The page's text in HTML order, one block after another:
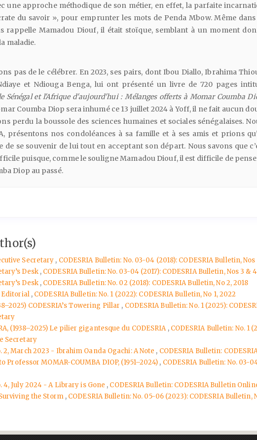
une approche méthodique de son métier, en effet, la parfaite
du savoir », pour emprunter les mots de Penda Mbow. Même dans
rappelle Mamadou Diouf, il était stoïque, semblant à un moment
maladie.
pas de le célébrer. En 2023, ses pairs, dont Ibou Diallo, Ibrahima
et Ndiouga Benga, lui ont présenté un livre de 720 pages
Sénégal et l'Afrique d'aujourd'hui : Mélanges offerts à Momar Coumba
Coumba Diop sera inhumé ce 13 juillet 2024 à Yoff, il ne fait aucun
perdu la boussole des sciences humaines et sociales sénégalaises.
présentons nos condoléances à sa famille et à ses amis et prions
de se souvenir de lui tout en acceptant son départ. Nous savons que
puisque, comme le souligne Mamadou Diouf, il est difficile de
Diop au passé.
Secretary , CODESRIA Bulletin: No. 03-04 (2018): CODESRIA Bulletin, Nos
Desk , CODESRIA Bulletin: No. 03-04 (2017): CODESRIA Bulletin, Nos 3 &
Desk , CODESRIA Bulletin: No. 02 (2018): CODESRIA Bulletin, No 2, 2018
Editorial , CODESRIA Bulletin: No. 1 (2022): CODESRIA Bulletin, No 1, 2022
CODESRIA’s Towering Pillar , CODESRIA Bulletin: No. 1 (2025):
(1938–2025) Le pilier gigantesque du CODESRIA , CODESRIA Bulletin: No. 1
Secretary
2, March 2023 - Ibrahim Oanda Ogachi: A Note , CODESRIA Bulletin:
Professor MOMAR-COUMBA DIOP, (1951–2024) , CODESRIA Bulletin: No. 03-
4, July 2024 - A Library is Gone , CODESRIA Bulletin: CODESRIA Bulletin
the Storm , CODESRIA Bulletin: No. 05-06 (2023): CODESRIA